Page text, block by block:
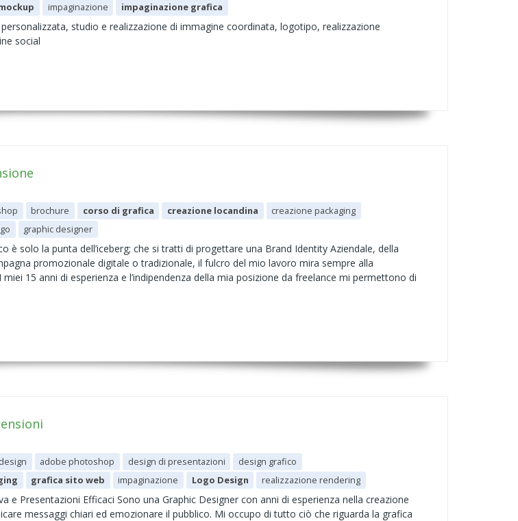
impaginazione impaginazione grafica
studio e realizzazione di immagine coordinata, logotipo, realizzazione
social
brochure corso di grafica creazione locandina
creazione packaging
graphic designer
è solo la punta dell’iceberg; che si tratti di progettare una Brand Identity Aziendale, della
promozionale digitale o tradizionale, il fulcro del mio lavoro mira sempre alla
15 anni di esperienza e l’indipendenza della mia posizione da freelance mi permettono di
adobe photoshop design di presentazioni
design grafico
grafica sito web impaginazione Logo Design realizzazione rendering
e Presentazioni Efficaci Sono una Graphic Designer con anni di esperienza nella creazione
messaggi chiari ed emozionare il pubblico. Mi occupo di tutto ciò che riguarda la grafica